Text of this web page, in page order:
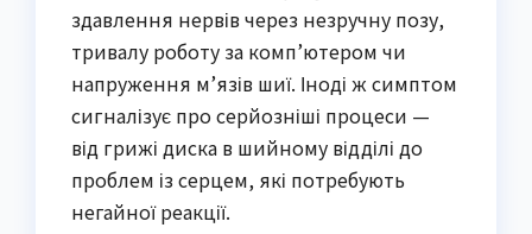
здавлення нервів через незручну позу,
тривалу роботу за комп’ютером чи
напруження м’язів шиї. Іноді ж симптом
сигналізує про серйозніші процеси —
від грижі диска в шийному відділі до
проблем із серцем, які потребують
негайної реакції.